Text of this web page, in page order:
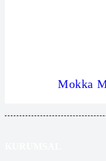
Mokka